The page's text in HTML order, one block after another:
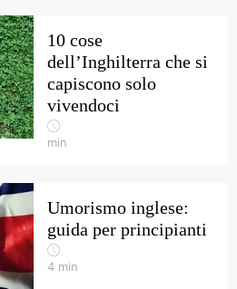
10 cose
dell’Inghilterra che si
capiscono solo
vivendoci
min
Umorismo inglese:
guida per principianti
4 min